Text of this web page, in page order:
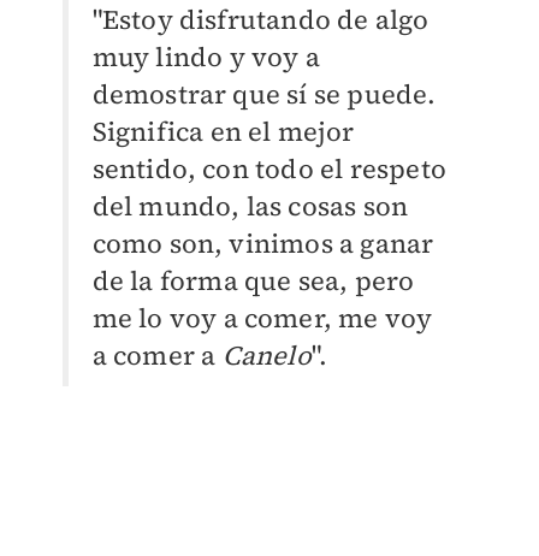
"Estoy disfrutando de algo
muy lindo y voy a
demostrar que sí se puede.
Significa en el mejor
sentido, con todo el respeto
del mundo, las cosas son
como son, vinimos a ganar
de la forma que sea, pero
me lo voy a comer, me voy
a comer a Canelo".